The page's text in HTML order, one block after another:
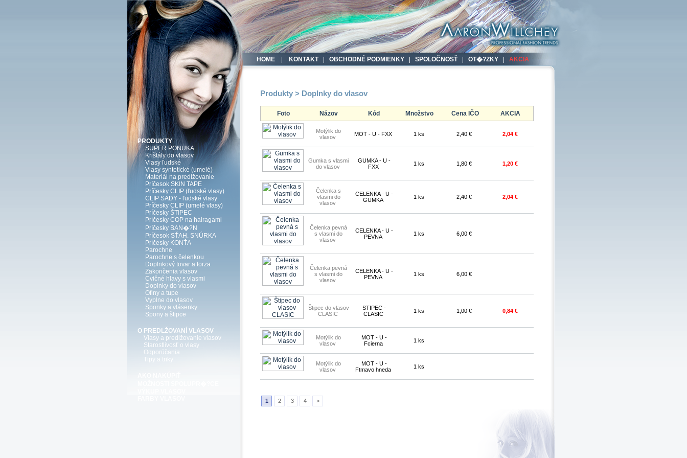
HOME| KONTAKT| OBCHODNÉ PODMIENKY| SPOLOČNOSŤ| OT�?ZKY| AKCIA
PRODUKTY
SUPER PONUKA
Krištály do vlasov
Vlasy ľudské
Vlasy syntetické (umelé)
Materiál na predlžovanie
Príčesok SKIN TAPE
Príčesky CLIP (ľudské vlasy)
CLIP SADY - ľudské vlasy
Príčesky CLIP (umelé vlasy)
Príčesky ŠTIPEC
Príčesky COP na hairagami
Príčesky BAN�?N
Príčesok SŤAH. SNÚRKA
Príčesky KONŤA
Parochne
Parochne s čelenkou
Doplnkový tovar a torza
Zakončenia vlasov
Cvičné hlavy s vlasmi
Doplnky do vlasov
Ofiny a tupe
Vyplne do vlasov
Sponky a vlásenky
Spony a štipce
O PREDLŽOVANÍ VLASOV
Vlasy a predlžovanie vlasov
Starostlivosť o vlasy
Odporúčania
Tipy a triky
Produkty > Doplnky do vlasov
Foto Názov Kód Množstvo Cena IČO AKCIA
Motýlik do
vlasov
MOT - U - FXX 1 ks 2,40 € 2,04 €
Gumka s vlasmi
do vlasov
GUMKA - U -
FXX
1 ks 1,80 € 1,20 €
Čelenka s
vlasmi do
vlasov
CELENKA - U -
GUMKA
1 ks 2,40 € 2,04 €
Čelenka pevná
s vlasmi do
vlasov
CELENKA - U -
PEVNA
1 ks 6,00 €
Čelenka pevná
s vlasmi do
vlasov
CELENKA - U -
PEVNA
1 ks 6,00 €
Štipec do vlasov
CLASIC
STIPEC -
CLASIC
1 ks 1,00 € 0,84 €
Motýlik do
vlasov
MOT - U -
Fcierna
1 ks
Motýlik do
vlasov
MOT - U -
Ftmavo hneda
1 ks
1 2 3 4 >